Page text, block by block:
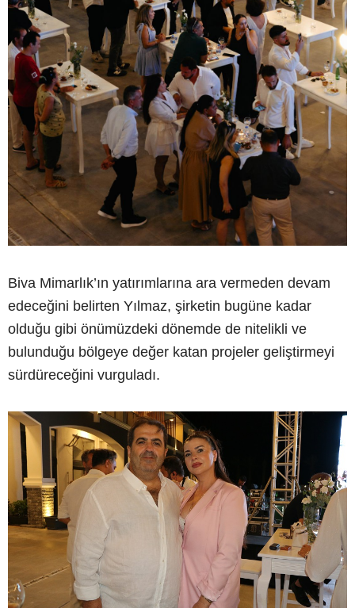
Biva Mimarlık’ın yatırımlarına ara vermeden devam
edeceğini belirten Yılmaz, şirketin bugüne kadar
olduğu gibi önümüzdeki dönemde de nitelikli ve
bulunduğu bölgeye değer katan projeler geliştirmeyi
sürdüreceğini vurguladı.